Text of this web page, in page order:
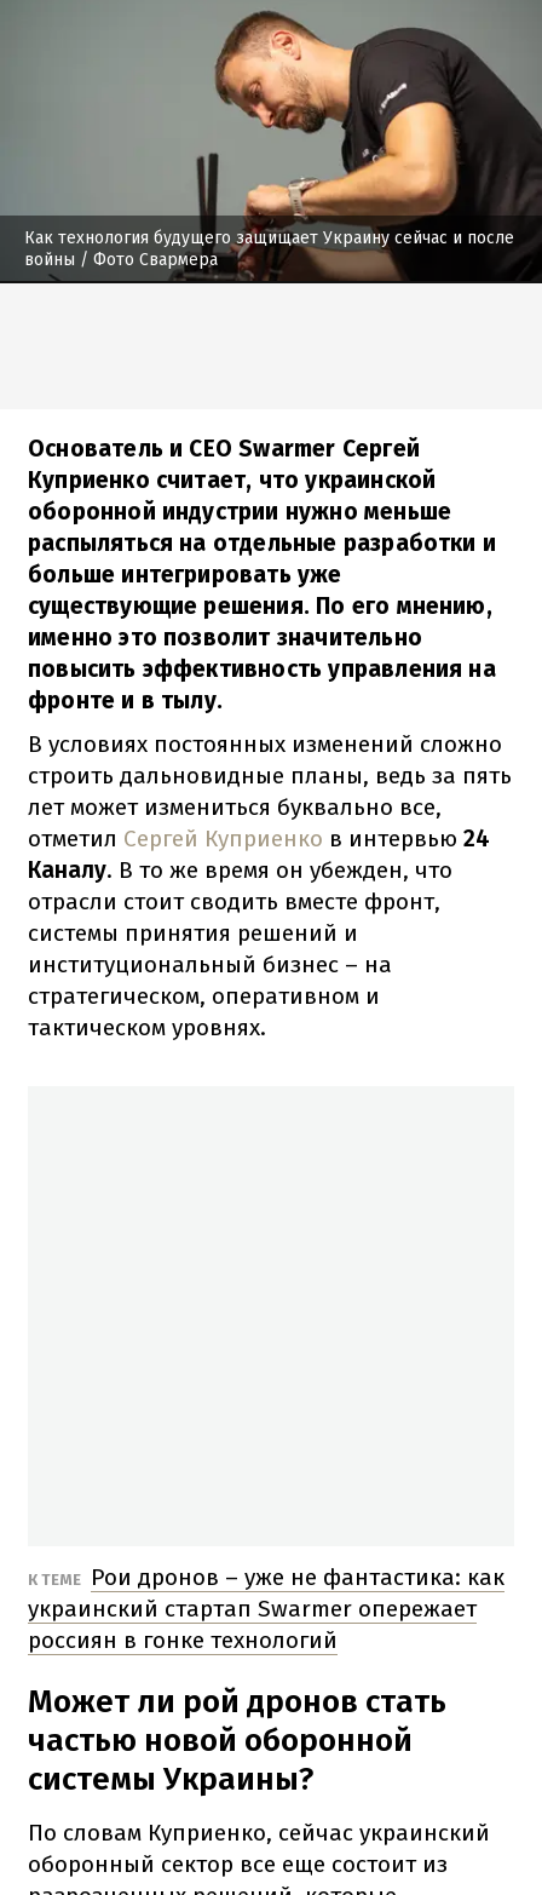
Как технология будущего защищает Украину сейчас и после
войны / Фото Свармера
Основатель и CEO Swarmer Сергей
Куприенко считает, что украинской
оборонной индустрии нужно меньше
распыляться на отдельные разработки и
больше интегрировать уже
существующие решения. По его мнению,
именно это позволит значительно
повысить эффективность управления на
фронте и в тылу.
В условиях постоянных изменений сложно
строить дальновидные планы, ведь за пять
лет может измениться буквально все,
отметил Сергей Куприенко в интервью 24
Каналу. В то же время он убежден, что
отрасли стоит сводить вместе фронт,
системы принятия решений и
институциональный бизнес – на
стратегическом, оперативном и
тактическом уровнях.
К ТЕМЕ
Рои дронов – уже не фантастика: как
украинский стартап Swarmer опережает
россиян в гонке технологий
Может ли рой дронов стать
частью новой оборонной
системы Украины?
По словам Куприенко, сейчас украинский
оборонный сектор все еще состоит из